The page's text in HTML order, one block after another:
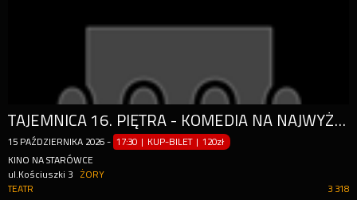
TAJEMNICA 16. PIĘTRA - KOMEDIA NA NAJWYŻSZYM POZIOMIE
15 PAŹDZIERNIKA 2026 - 17:30 | KUP-BILET |120zł
KINO NA STARÓWCE
ul.Kościuszki 3
ŻORY
3 318
TEATR